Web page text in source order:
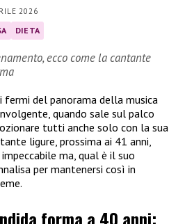
2026
DIETA
ecco come la cantante
fermi del panorama della musica
quando sale sul palco
tutti anche solo con la sua
ligure, prossima ai 41 anni,
ma, qual è il suo
per mantenersi così in
forma a 40 anni: